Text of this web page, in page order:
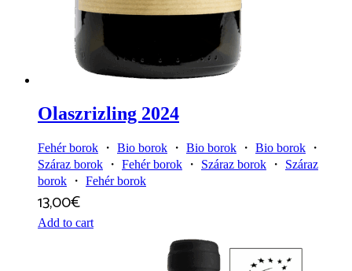
Olaszrizling 2024
Fehér borok ・ Bio borok ・ Bio borok ・ Bio borok ・
Száraz borok ・ Fehér borok ・ Száraz borok ・ Száraz
borok ・ Fehér borok
13,00€
Add to cart